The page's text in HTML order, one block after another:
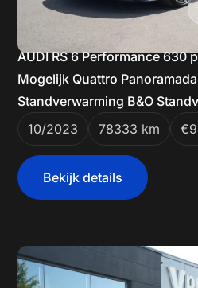
AUDI RS 6 Performance 630
Mogelijk Quattro
Standverwarming B&O
10/2023
78333 km
Bekijk details